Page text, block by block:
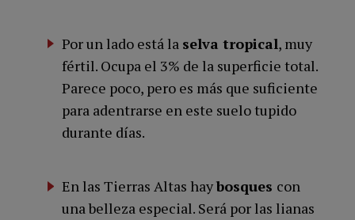
Por un lado está la selva tropical, muy
fértil. Ocupa el 3% de la superficie total.
Parece poco, pero es más que suficiente
para adentrarse en este suelo tupido
durante días.
En las Tierras Altas haybosques con
una belleza especial. Será por las lianas